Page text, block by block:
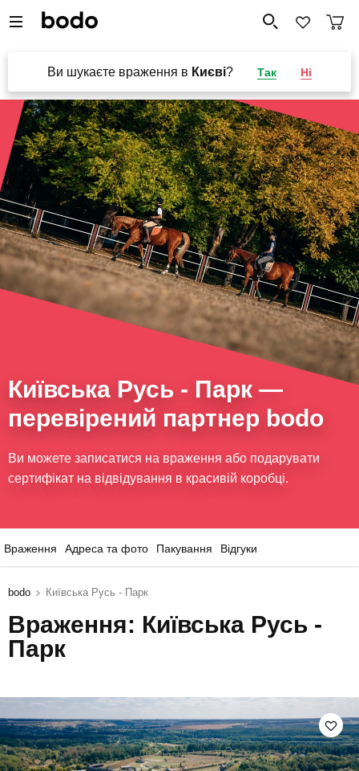
Ви шукаєте враження в Києві? Так Ні
Київська Русь - Парк —
перевірений партнер bodo
Ви можете записатися на враження або подарувати
сертифікат на відвідування в красивій коробці.
Враження Адреса та фото Пакування Відгуки
bodo Київська Русь - Парк
Враження: Київська Русь -
Парк